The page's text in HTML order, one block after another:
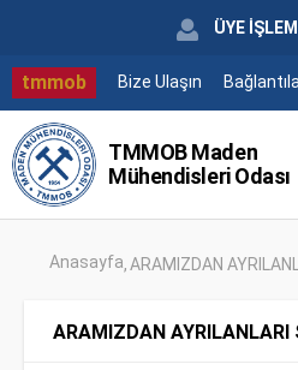
ÜYE
tmmob Bize Ulaşın
TMMOB Maden
Mühendisleri Odası
Anasayfa ARAMIZDAN
ARAMIZDAN AYRILANLARI